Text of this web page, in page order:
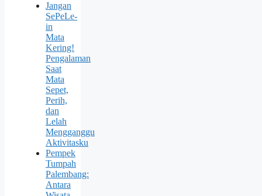
Jangan
SePeLe-
in
Mata
Kering!
Pengalaman
Saat
Mata
Sepet,
Perih,
dan
Lelah
Mengganggu
Aktivitasku
Pempek
Tumpah
Palembang:
Antara